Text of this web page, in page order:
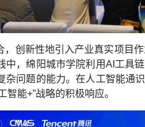
创新性地引入产业真实项目
，绵阳城市学院利用AI工具
杂问题的能力。在人工智能通
能+”战略的积极响应。